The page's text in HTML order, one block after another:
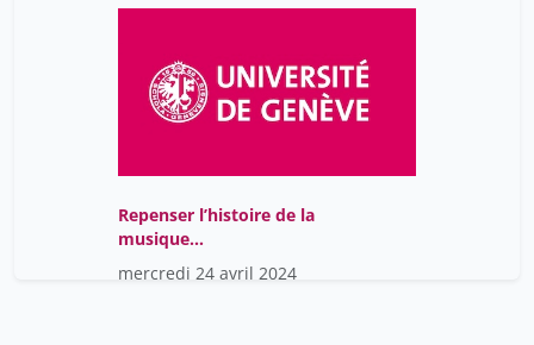
Repenser l’histoire de la
musique
électroacoustique ?
Genre, géographie,
mercredi 24 avril 2024